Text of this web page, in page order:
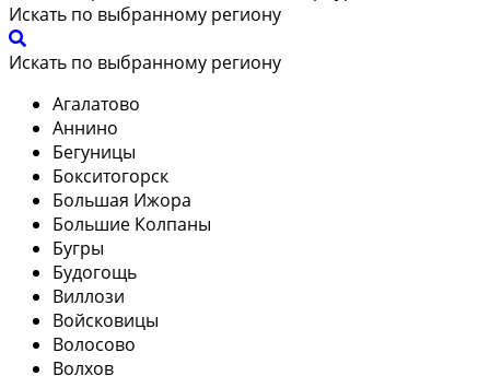
Искать по выбранному региону
Искать по выбранному региону
Агалатово
Аннино
Бегуницы
Бокситогорск
Большая Ижора
Большие Колпаны
Бугры
Будогощь
Виллози
Войсковицы
Волосово
Волхов